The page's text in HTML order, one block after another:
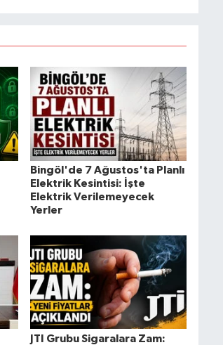
Bingöl'de 7 Ağustos'ta Planlı
Elektrik Kesintisi: İşte
Elektrik Verilemeyecek
Yerler
JTI Grubu Sigaralara Zam: